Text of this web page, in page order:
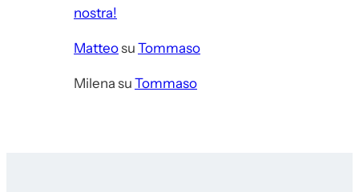
nostra!
Matteosu Tommaso
Milena su Tommaso